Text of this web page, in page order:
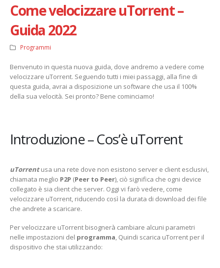
Come velocizzare uTorrent –
Guida 2022
Programmi
Benvenuto in questa nuova guida, dove andremo a vedere come
velocizzare uTorrent. Seguendo tutti i miei passaggi, alla fine di
questa guida, avrai a disposizione un software che usa il 100%
della sua velocità. Sei pronto? Bene cominciamo!
Introduzione – Cos’è uTorrent
uTorrentusa una rete dove non esistono server e client esclusivi,
chiamata meglio P2P (Peer to Peer), ciò significa che ogni device
collegato è sia client che server. Oggi vi farò vedere, come
velocizzare uTorrent, riducendo così la durata di download dei file
che andrete a scaricare.
Per velocizzare uTorrent bisognerà cambiare alcuni parametri
nelle impostazioni del programma, Quindi scarica uTorrent per il
dispositivo che stai utilizzando: